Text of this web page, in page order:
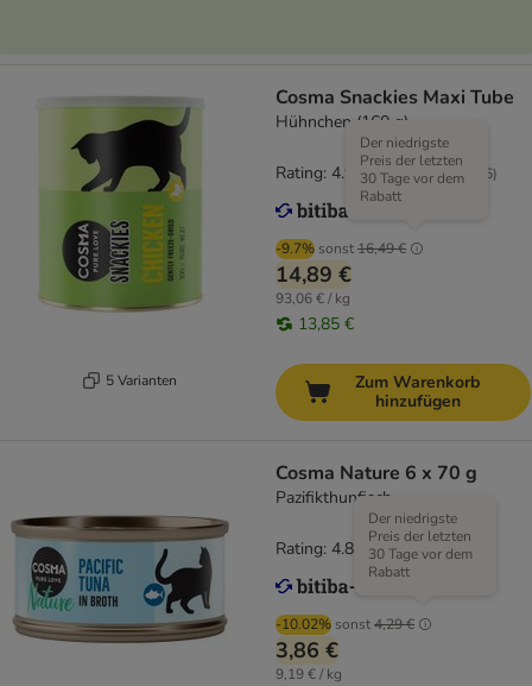
5 Varianten
Cosma Snackies Maxi Tube
Hühnchen (160 g)
-9.7% sonst16,49 €
Der niedrigste
Preis der letzten
30 Tage vor dem
Rabatt
14,89 €
93,06 € / kg
13,85 €
Rating: 4.9/5 556)
Zum Warenkorb
hinzufügen
Cosma Nature 6 x 70 g
Pazifikthunfisch
-10.02% sonst4,29 €
Der niedrigste
Preis der letzten
30 Tage vor dem
Rabatt
3,86 €
9,19 € / kg
Rating: 4.8/5 (164